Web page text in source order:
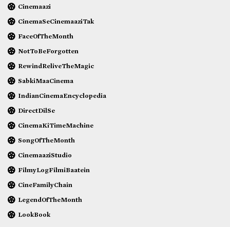
Cinemaazi
CinemaSeCinemaaziTak
FaceOfTheMonth
NotToBeForgotten
RewindReliveTheMagic
SabkiMaaCinema
IndianCinemaEncyclopedia
DirectDilSe
CinemaKiTimeMachine
SongOfTheMonth
CinemaaziStudio
FilmyLogFilmiBaatein
CineFamilyChain
LegendOfTheMonth
LookBook